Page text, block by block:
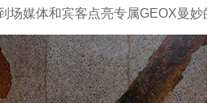
场媒体和宾客点亮专属GEOX曼妙